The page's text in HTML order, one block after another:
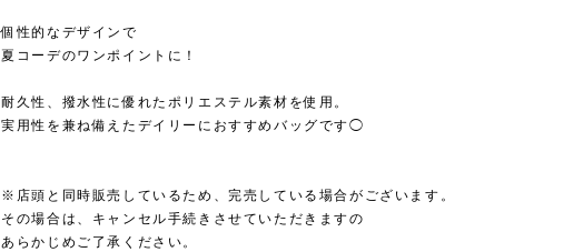
個性的なデザインで
夏コーデのワンポイントに！
耐久性、撥水性に優れたポリエステル素材を使用。
実用性を兼ね備えたデイリーにおすすめバッグです◯
※店頭と同時販売しているため、完売している場合がございます。
その場合は、キャンセル手続きさせていただきますの
あらかじめご了承ください。